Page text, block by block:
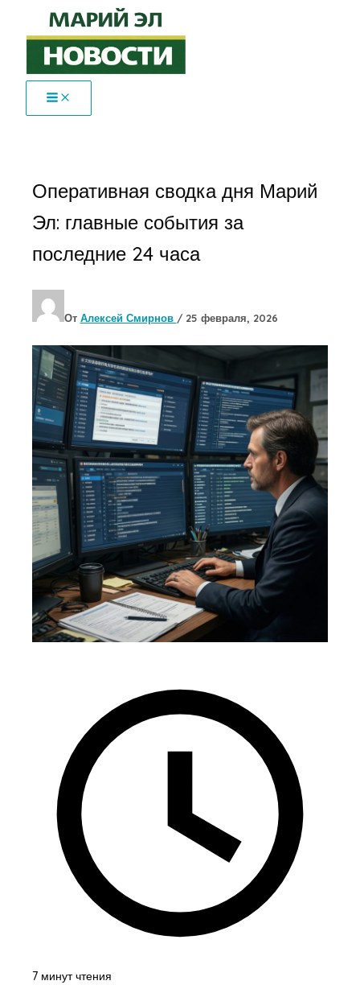
Перейти
содержимому
Оперативная сводка дня Марий
Эл: главные события за
последние 24 часа
От Алексей Смирнов / 25 февраля, 2026
7 минут чтения